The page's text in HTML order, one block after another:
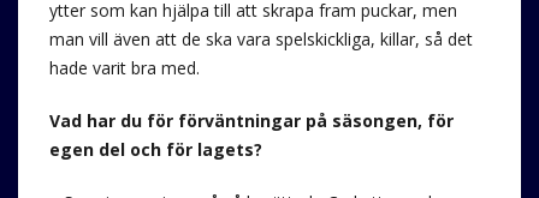
ytter som kan hjälpa till att skrapa fram puckar, men
man vill även att de ska vara spelskickliga, killar, så det
hade varit bra med.
Vad har du för förväntningar på säsongen, för
egen del och för lagets?